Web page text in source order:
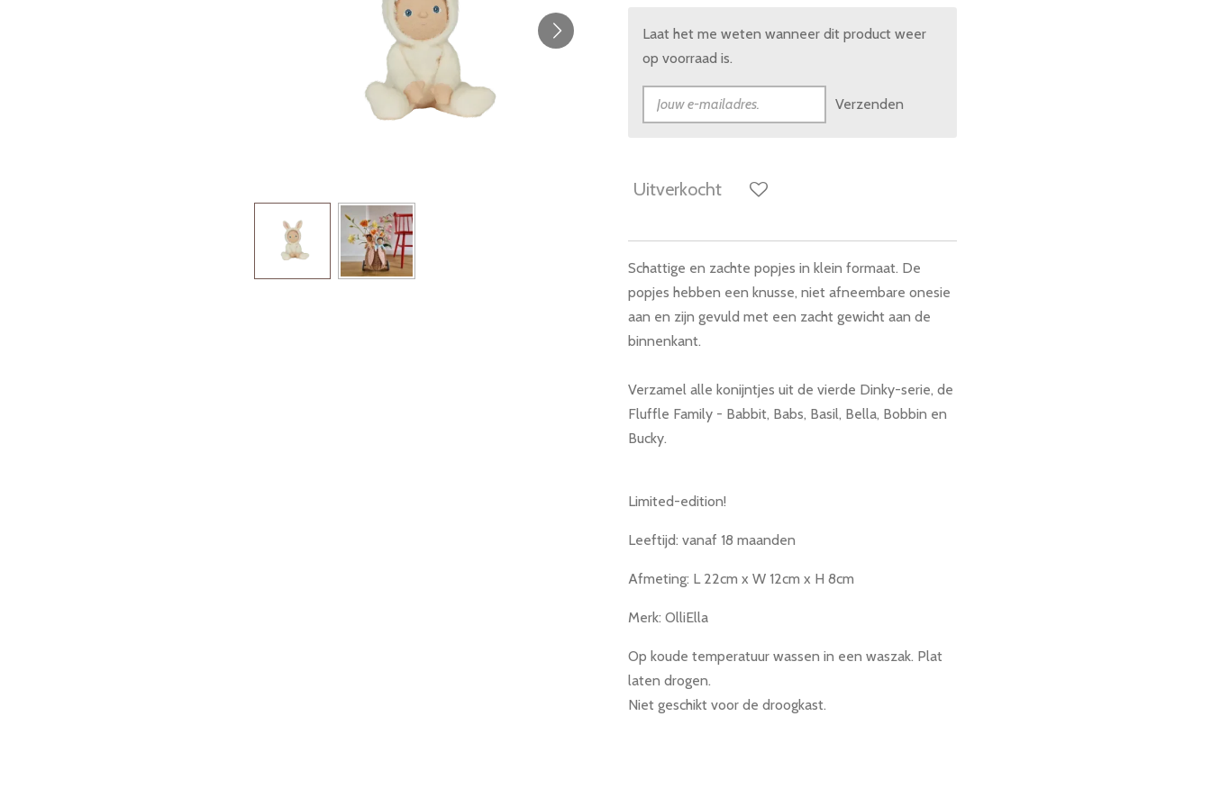
Laat het me weten wanneer dit product weer
op voorraad is.
Verzenden
Uitverkocht
Schattige en zachte popjes in klein formaat. De
popjes hebben een knusse, niet afneembare onesie
aan en zijn gevuld met een zacht gewicht aan de
binnenkant.
Verzamel alle konijntjes uit de vierde Dinky-serie, de
Fluffle Family - Babbit, Babs, Basil, Bella, Bobbin en
Bucky.
Limited-edition!
Leeftijd: vanaf 18 maanden
Afmeting: L 22cm x W 12cm x H 8cm
Merk: OlliElla
Op koude temperatuur wassen in een waszak. Plat
laten drogen.
Niet geschikt voor de droogkast.